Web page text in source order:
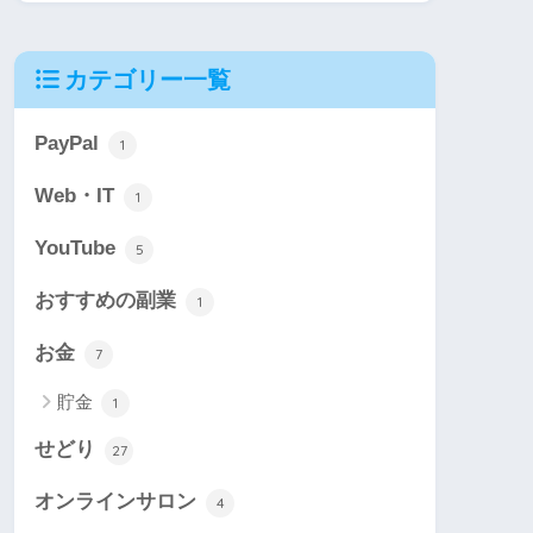
カテゴリー一覧
PayPal 1
Web・IT 1
YouTube 5
おすすめの副業 1
お金 7
貯金 1
せどり 27
オンラインサロン 4